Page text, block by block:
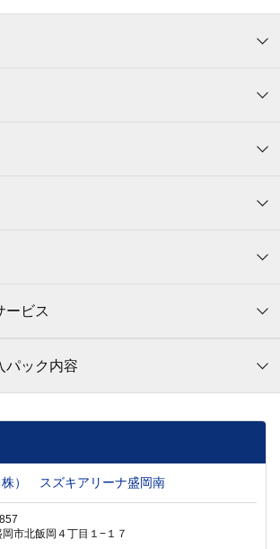
ービス
パック内容
株） スズキアリーナ盛岡南
市北飯岡４丁目１−１７